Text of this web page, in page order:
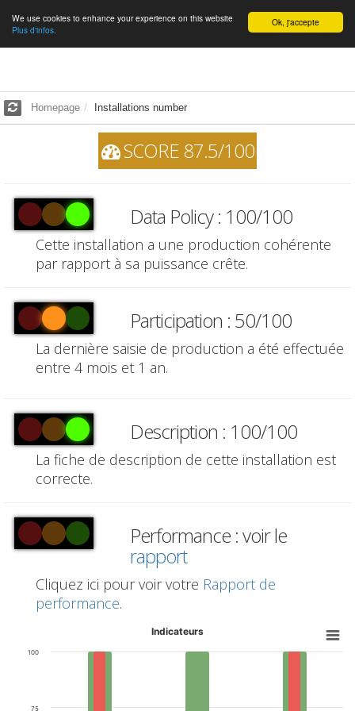
English Ok, j'accepte
We use cookies to enhance your experience on this website
Plus d'infos.
Homepage Installations number
SCORE 87.5/100
Data Policy : 100/100
Cette installation a une production cohérente
par rapport à sa puissance crête.
Participation : 50/100
La dernière saisie de production a été effectuée
entre 4 mois et 1 an.
Description : 100/100
La fiche de description de cette installation est
correcte.
Performance : voir le
rapport
Cliquez ici pour voir votre Rapport de
performance.
Indicateurs
75
100